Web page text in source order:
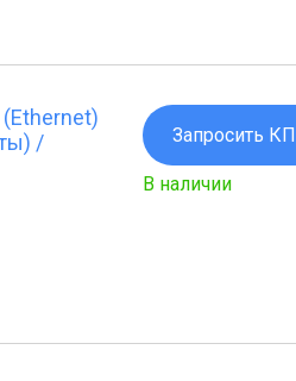
Запросить КП
В наличии
(Ethernet)
/